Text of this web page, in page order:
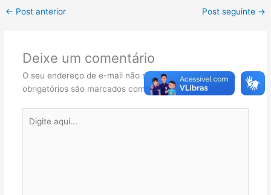
← Post anterior Post seguinte →
Deixe um comentário
O seu endereço de e-mail não será publicado. Campos
obrigatórios são marcados com *
aqui...